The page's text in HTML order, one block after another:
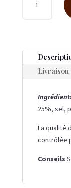
AU
FOIE
DE
Livraison
25%, sel,
La qualité
contrôlée
Conseils